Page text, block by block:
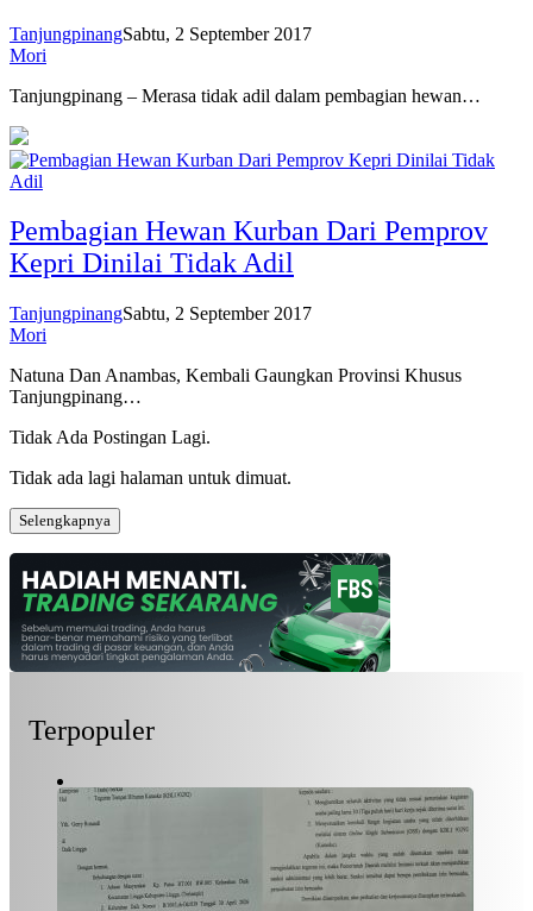
TanjungpinangSabtu, 2 September 2017
Mori
Tanjungpinang – Merasa tidak adil dalam pembagian hewan…
Pembagian Hewan Kurban Dari Pemprov
Kepri Dinilai Tidak Adil
TanjungpinangSabtu, 2 September 2017
Mori
Natuna Dan Anambas, Kembali Gaungkan Provinsi Khusus
Tanjungpinang…
Tidak Ada Postingan Lagi.
Tidak ada lagi halaman untuk dimuat.
Selengkapnya
Terpopuler